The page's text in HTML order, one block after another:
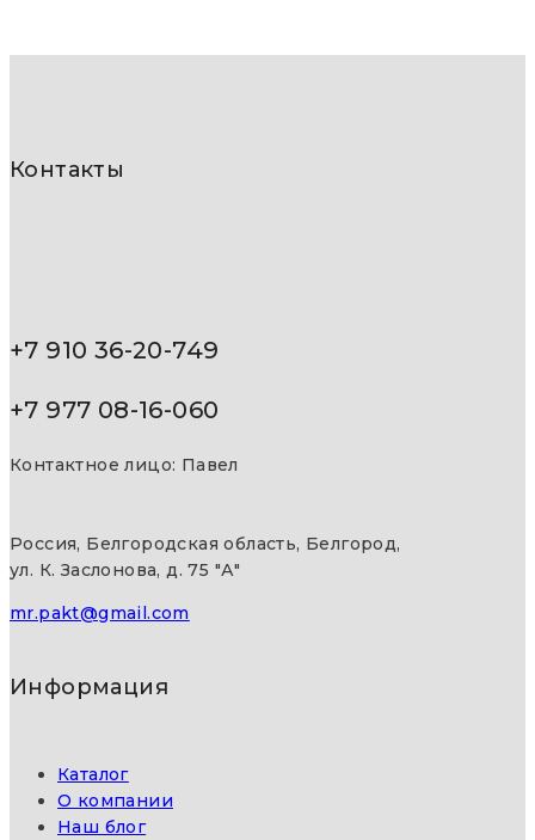
Контакты
+7 910 36-20-749
+7 977 08-16-060
Контактное лицо: Павел
Россия, Белгородская область, Белгород,
ул. К. Заслонова, д. 75 "А"
mr.pakt@gmail.com
Информация
Каталог
О компании
Наш блог